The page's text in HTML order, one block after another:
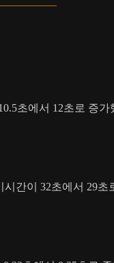
초에서 12초로 증가
간이 32초에서 29초